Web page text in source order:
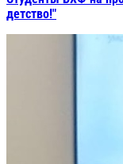
детство!"